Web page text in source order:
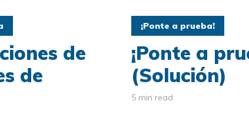
de
de
¡Ponte a prueba!
¡Ponte a
(Solución)
5 min read